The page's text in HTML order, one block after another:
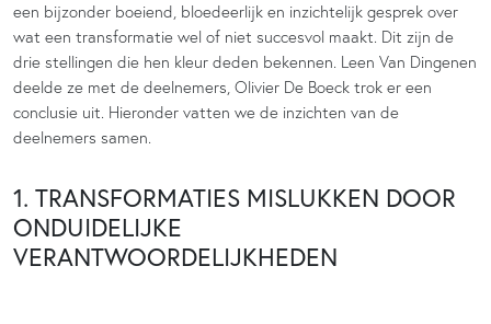
een bijzonder boeiend, bloedeerlijk en inzichtelijk gesprek over
wat een transformatie wel of niet succesvol maakt. Dit zijn de
drie stellingen die hen kleur deden bekennen. Leen Van Dingenen
deelde ze met de deelnemers, Olivier De Boeck trok er een
conclusie uit. Hieronder vatten we de inzichten van de
deelnemers samen.
1. TRANSFORMATIES MISLUKKEN DOOR
ONDUIDELIJKE
VERANTWOORDELIJKHEDEN